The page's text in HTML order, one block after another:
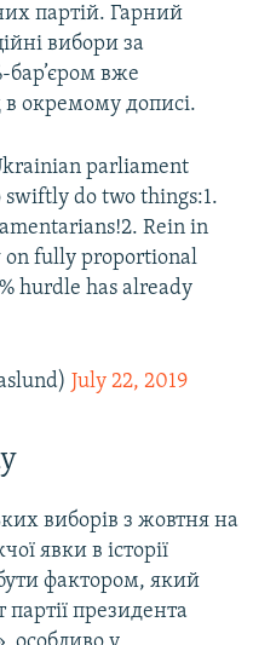
партій. Гарний
вибори за
бар’єром вже
окремому дописі.
parliament
do two things:1.
Rein in
on fully proportional
hurdle has already
July 22, 2019
виборів з жовтня на
явки в історії
фактором, який
партії президента